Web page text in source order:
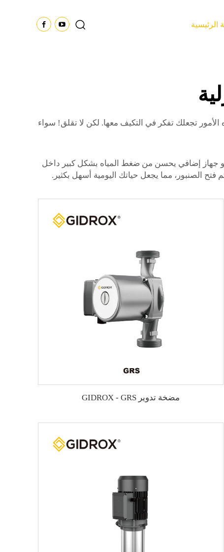
الرئيسية
تجعلك تفكر في التكيف معها. لكن لا تقلق! سواء
جهاز إضافي يحسن من ضغط المياه بشكل كبير داخل
الصنبور، مما يجعل حياتك اليومية أسهل بكثير.
مضخة تدوير GIDROX - GRS